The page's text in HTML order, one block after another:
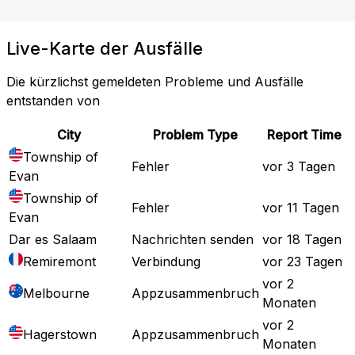
Live-Karte der Ausfälle
Die kürzlichst gemeldeten Probleme und Ausfälle
entstanden von
City Problem Type
Report Time
Township of
Evan
Fehler
vor 3 Tagen
Township of
Evan
Fehler
vor 11 Tagen
Dar es Salaam
Nachrichten senden vor 18 Tagen
Remiremont
Verbindung
vor 23 Tagen
Melbourne
Appzusammenbruch
vor 2
Monaten
Hagerstown
Appzusammenbruch
vor 2
Monaten